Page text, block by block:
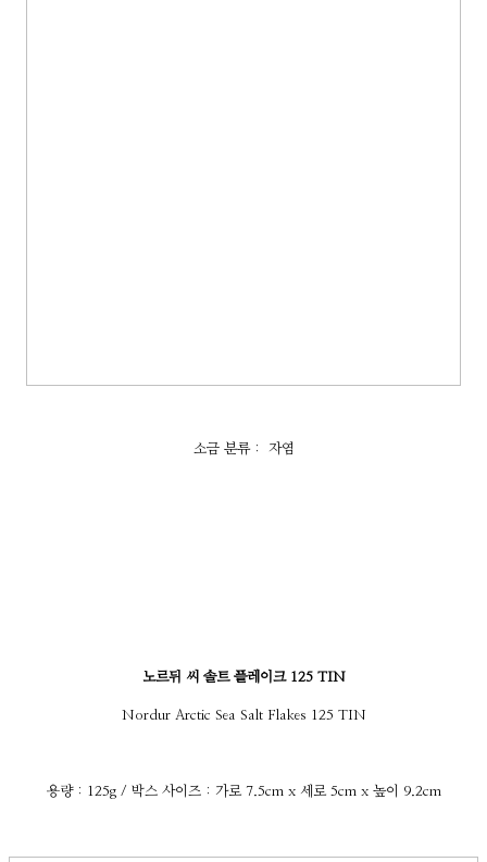
소금 분류 : 자염
노르뒤 씨 솔트 플레이크 125 TIN
Nordur Arctic Sea Salt Flakes 125 TIN
용량 : 125g / 박스 사이즈 : 가로 7.5cm x 세로 5cm x 높이 9.2cm